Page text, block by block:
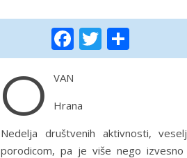
Facebook
Twitter
O
VAN
Hrana
Nedelja društvenih aktivnosti,
porodicom, pa je više nego